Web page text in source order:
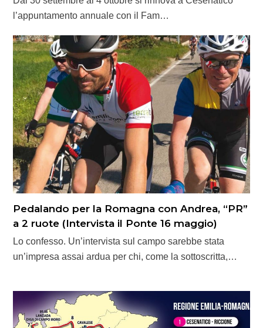
l’appuntamento annuale con il Fam…
Pedalando per la Romagna con Andrea, “PR”
a 2 ruote (Intervista il Ponte 16 maggio)
Lo confesso. Un’intervista sul campo sarebbe stata
un’impresa assai ardua per chi, come la sottoscritta,…